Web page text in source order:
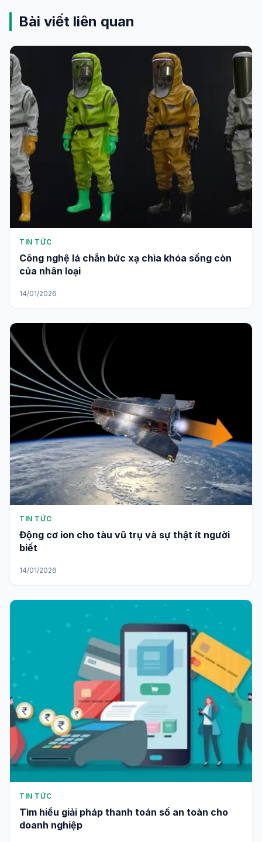
Bài viết liên quan
TIN TỨC
Công nghệ lá chắn bức xạ chìa khóa sống còn
của nhân loại
14/01/2026
TIN TỨC
Động cơ ion cho tàu vũ trụ và sự thật ít người
biết
14/01/2026
TIN TỨC
Tìm hiểu giải pháp thanh toán số an toàn cho
doanh nghiệp